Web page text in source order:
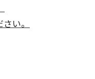
い。